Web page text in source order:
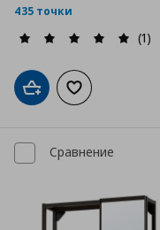
435 точки
(1)
Добави в кошницата
Добави към
Сравнение